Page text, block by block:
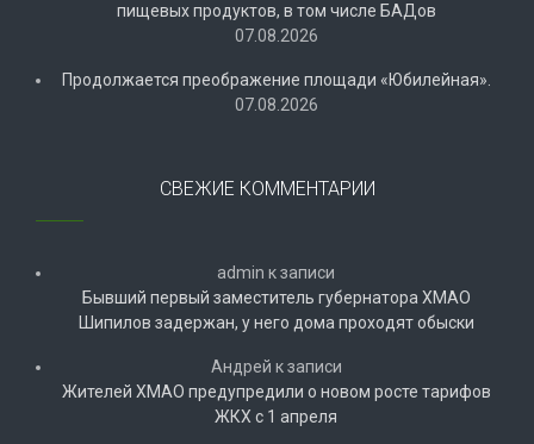
пищевых продуктов, в том числе БАДов
07.08.2026
Продолжается преображение площади «Юбилейная».
07.08.2026
СВЕЖИЕ КОММЕНТАРИИ
admin к записи
Бывший первый заместитель губернатора ХМАО
Шипилов задержан, у него дома проходят обыски
Андрей к записи
Жителей ХМАО предупредили о новом росте тарифов
ЖКХ с 1 апреля